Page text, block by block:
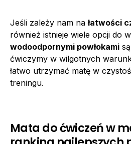
Jeśli zależy nam nałatwości
również istnieje wiele opcji do
wodoodpornymi powłokami
ćwiczymy w wilgotnych
łatwo utrzymać matę w
treningu.
Mata do ćwiczeń w